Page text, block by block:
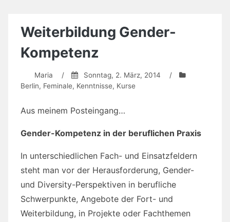
schüttelt’s
die
Weiterbildung Gender-
Kompetenz
Maria / Sonntag, 2. März, 2014
/
Berlin, Feminale, Kenntnisse, Kurse
Aus meinem Posteingang…
Gender-Kompetenz in der beruflichen Praxis
In unterschiedlichen Fach- und Einsatzfeldern
steht man vor der Herausforderung, Gender-
und Diversity-Perspektiven in berufliche
Schwerpunkte, Angebote der Fort- und
Weiterbildung, in Projekte oder Fachthemen